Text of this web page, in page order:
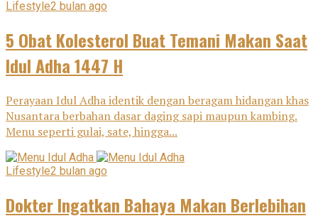
Lifestyle2 bulan ago
5 Obat Kolesterol Buat Temani Makan Saat
Idul Adha 1447 H
Perayaan Idul Adha identik dengan beragam hidangan khas
Nusantara berbahan dasar daging sapi maupun kambing.
Menu seperti gulai, sate, hingga...
Lifestyle2 bulan ago
Dokter Ingatkan Bahaya Makan Berlebihan